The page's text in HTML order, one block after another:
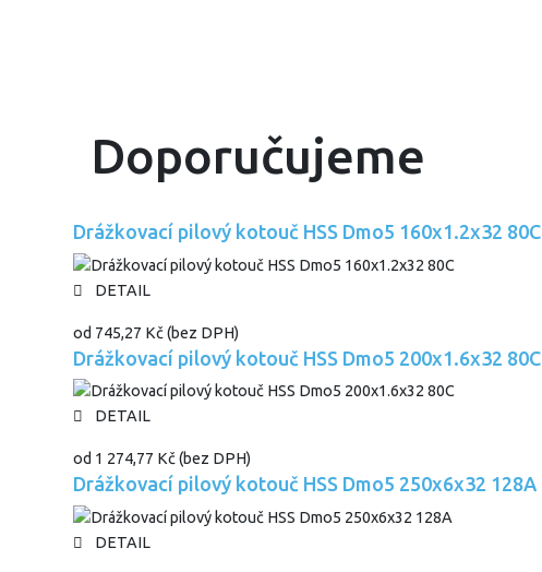
Doporučujeme
Drážkovací pilový kotouč HSS Dmo5 160x1.2x32 80C
DETAIL
od 745,27 Kč (bez DPH)
Drážkovací pilový kotouč HSS Dmo5 200x1.6x32 80C
DETAIL
od 1 274,77 Kč(bez DPH)
Drážkovací pilový kotouč HSS Dmo5 250x6x32 128A
DETAIL